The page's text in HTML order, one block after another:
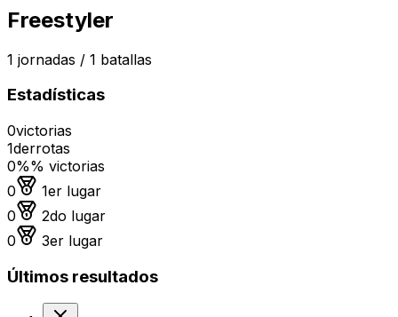
Freestyler
1 jornadas / 1 batallas
Estadísticas
0victorias
1derrotas
0%% victorias
0
Medalla de oro
1er lugar
0
Medalla de plata
2do lugar
0
Medalla de bronce
3er lugar
Últimos resultados